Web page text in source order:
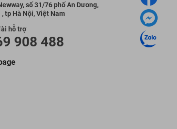
số 31/76 phố An Dương,
, tp Hà Nội, Việt Nam
hỗ trợ
908 488